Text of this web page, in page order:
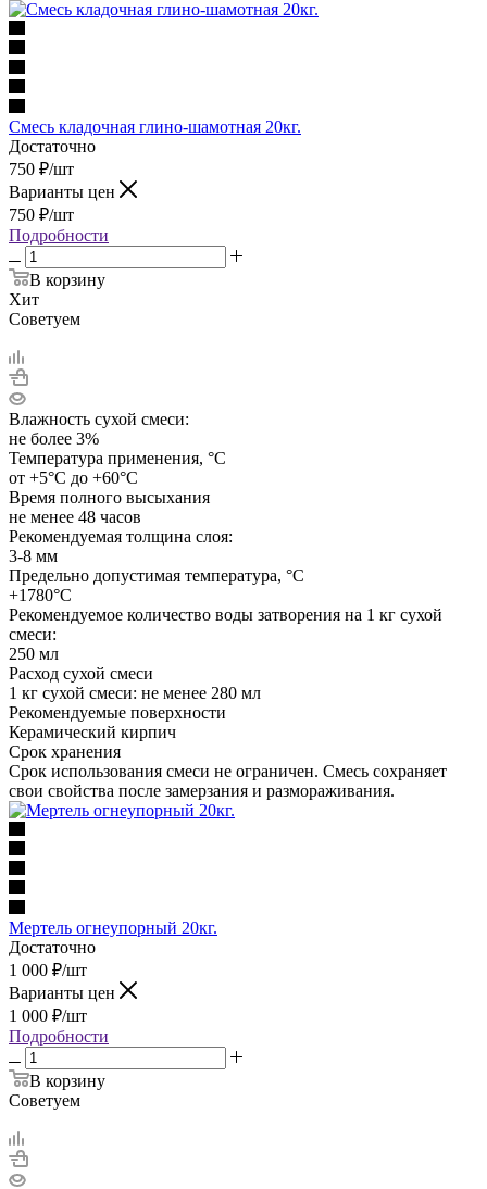
Смесь кладочная глино-шамотная 20кг.
Достаточно
750 ₽/шт
Варианты цен
750 ₽/шт
Подробности
В корзину
Хит
Советуем
Влажность сухой смеси:
не более 3%
Температура применения, °C
от +5°С до +60°С
Время полного высыхания
не менее 48 часов
Рекомендуемая толщина слоя:
3-8 мм
Предельно допустимая температура, °C
+1780°С
Рекомендуемое количество воды затворения на 1 кг сухой
смеси:
250 мл
Расход сухой смеси
1 кг сухой смеси: не менее 280 мл
Рекомендуемые поверхности
Керамический кирпич
Срок хранения
Срок использования смеси не ограничен. Смесь сохраняет
свои свойства после замерзания и размораживания.
Мертель огнеупорный 20кг.
Достаточно
1 000 ₽/шт
Варианты цен
1 000 ₽/шт
Подробности
В корзину
Советуем